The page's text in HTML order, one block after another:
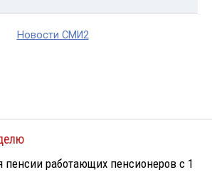
Новости СМИ2
пенсии работающих пенсионеров с 1